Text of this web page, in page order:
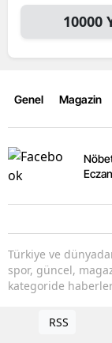
10000
Genel Magazin
Türkiye ve
spor, güncel,
kategoride
RSS